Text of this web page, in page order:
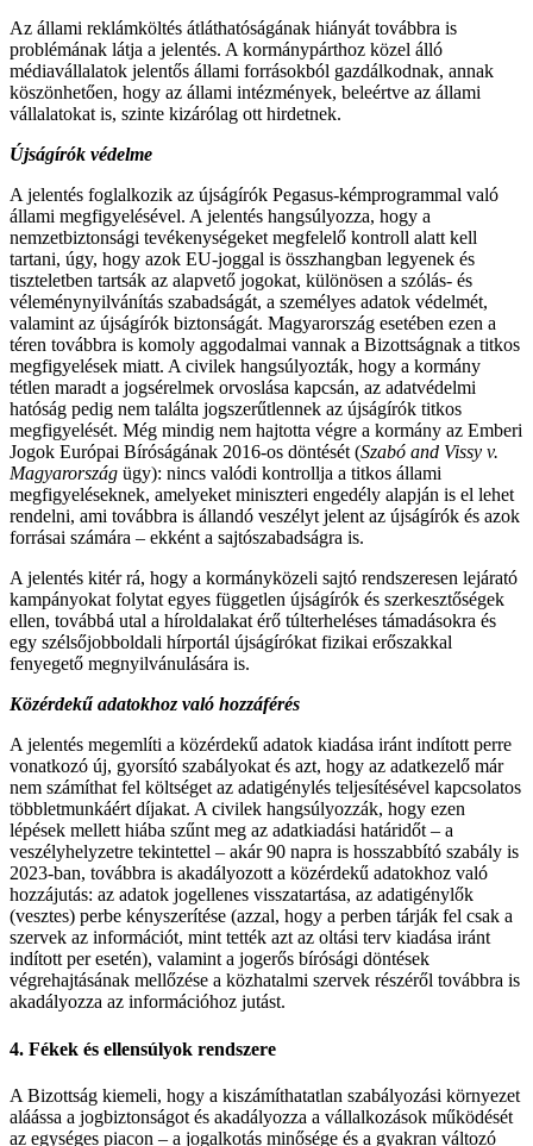
Az állami reklámköltés átláthatóságának hiányát továbbra is
problémának látja a jelentés. A kormánypárthoz közel álló
médiavállalatok jelentős állami forrásokból gazdálkodnak, annak
köszönhetően, hogy az állami intézmények, beleértve az állami
vállalatokat is, szinte kizárólag ott hirdetnek.
Újságírók védelme
A jelentés foglalkozik az újságírók Pegasus-kémprogrammal való
állami megfigyelésével. A jelentés hangsúlyozza, hogy a
nemzetbiztonsági tevékenységeket megfelelő kontroll alatt kell
tartani, úgy, hogy azok EU-joggal is összhangban legyenek és
tiszteletben tartsák az alapvető jogokat, különösen a szólás- és
véleménynyilvánítás szabadságát, a személyes adatok védelmét,
valamint az újságírók biztonságát. Magyarország esetében ezen a
téren továbbra is komoly aggodalmai vannak a Bizottságnak a titkos
megfigyelések miatt. A civilek hangsúlyozták, hogy a kormány
tétlen maradt a jogsérelmek orvoslása kapcsán, az adatvédelmi
hatóság pedig nem találta jogszerűtlennek az újságírók titkos
megfigyelését. Még mindig nem hajtotta végre a kormány az Emberi
Jogok Európai Bíróságának 2016-os döntését (Szabó and Vissy v.
Magyarország ügy): nincs valódi kontrollja a titkos állami
megfigyeléseknek, amelyeket miniszteri engedély alapján is el lehet
rendelni, ami továbbra is állandó veszélyt jelent az újságírók és azok
forrásai számára – ekként a sajtószabadságra is.
A jelentés kitér rá, hogy a kormányközeli sajtó rendszeresen lejárató
kampányokat folytat egyes független újságírók és szerkesztőségek
ellen, továbbá utal a híroldalakat érő túlterheléses támadásokra és
egy szélsőjobboldali hírportál újságírókat fizikai erőszakkal
fenyegető megnyilvánulására is.
Közérdekű adatokhoz való hozzáférés
A jelentés megemlíti a közérdekű adatok kiadása iránt indított perre
vonatkozó új, gyorsító szabályokat és azt, hogy az adatkezelő már
nem számíthat fel költséget az adatigénylés teljesítésével kapcsolatos
többletmunkáért díjakat. A civilek hangsúlyozzák, hogy ezen
lépések mellett hiába szűnt meg az adatkiadási határidőt – a
veszélyhelyzetre tekintettel – akár 90 napra is hosszabbító szabály is
2023-ban, továbbra is akadályozott a közérdekű adatokhoz való
hozzájutás: az adatok jogellenes visszatartása, az adatigénylők
(vesztes) perbe kényszerítése (azzal, hogy a perben tárják fel csak a
szervek az információt, mint tették azt az oltási terv kiadása iránt
indított per esetén), valamint a jogerős bírósági döntések
végrehajtásának mellőzése a közhatalmi szervek részéről továbbra is
akadályozza az információhoz jutást.
4. Fékek és ellensúlyok rendszere
A Bizottság kiemeli, hogy a kiszámíthatatlan szabályozási környezet
aláássa a jogbiztonságot és akadályozza a vállalkozások működését
az egységes piacon – a jogalkotás minősége és a gyakran változó